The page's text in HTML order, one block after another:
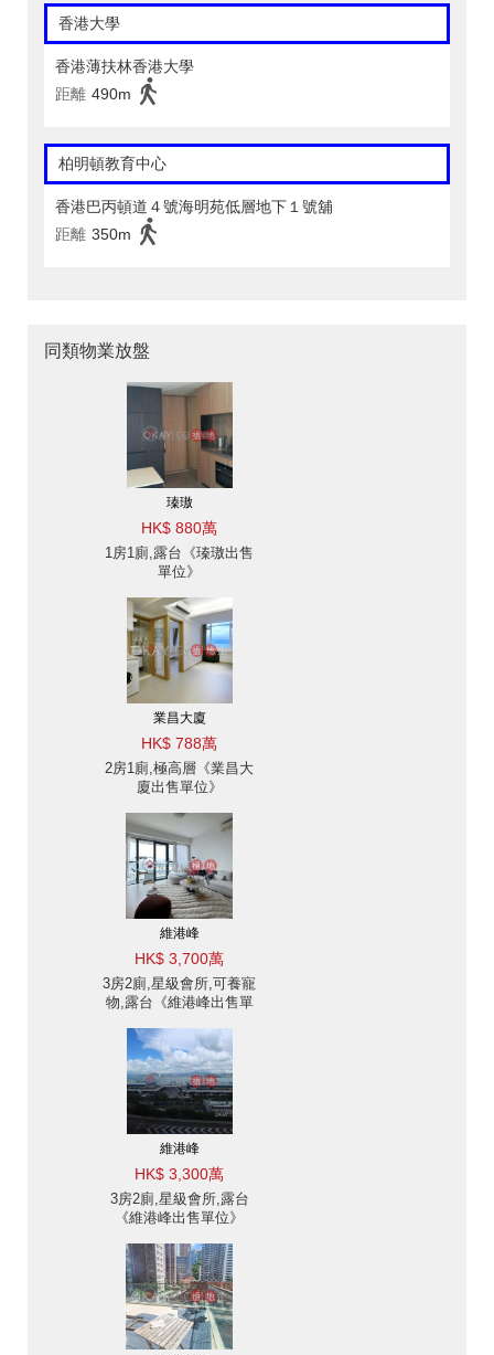
香港大學
香港薄扶林香港大學
距離 490m
柏明頓教育中心
香港巴丙頓道４號海明苑低層地下１號舖
距離 350m
同類物業放盤
瑧璈
HK$ 880萬
1房1廁,露台《瑧璈出售
單位》
業昌大廈
HK$ 788萬
2房1廁,極高層《業昌大
廈出售單位》
維港峰
HK$ 3,700萬
3房2廁,星級會所,可養寵
物,露台《維港峰出售單
維港峰
HK$ 3,300萬
3房2廁,星級會所,露台
《維港峰出售單位》